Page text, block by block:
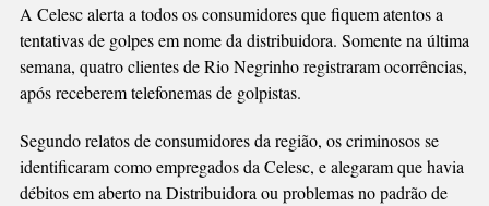
REGIÃO
A Celesc alerta a todos os consumidores que fiquem atentos a
tentativas de golpes em nome da distribuidora. Somente na última
semana, quatro clientes de Rio Negrinho registraram ocorrências,
após receberem telefonemas de golpistas.
Segundo relatos de consumidores da região, os criminosos se
identificaram como empregados da Celesc, e alegaram que havia
débitos em aberto na Distribuidora ou problemas no padrão de